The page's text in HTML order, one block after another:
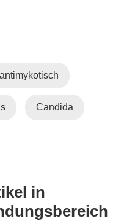
antimykotisch
Candida
in